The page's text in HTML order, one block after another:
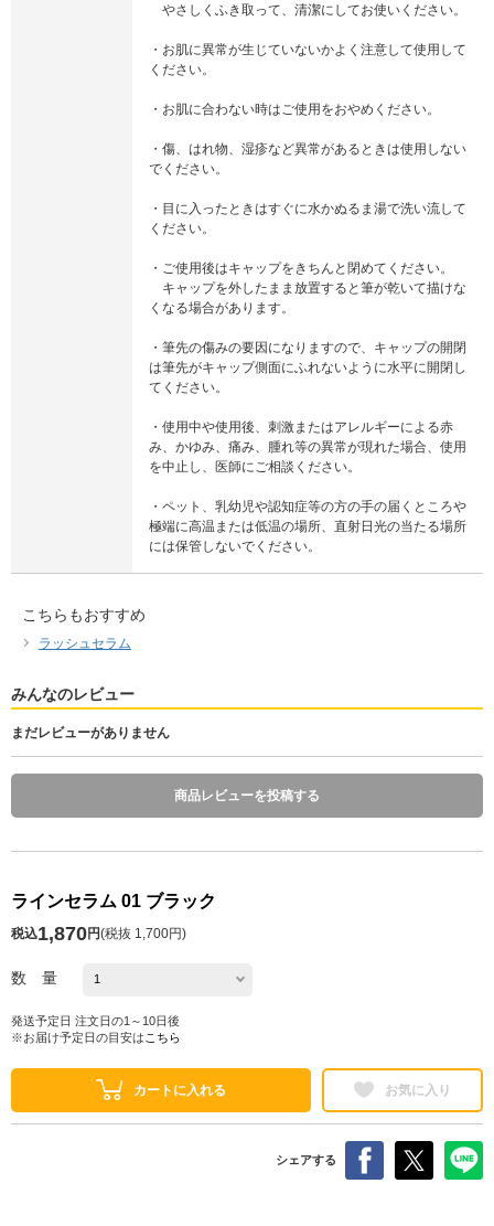
やさしくふき取って、清潔にしてお使いください。
・お肌に異常が生じていないかよく注意して使用して
ください。
・お肌に合わない時はご使用をおやめください。
・傷、はれ物、湿疹など異常があるときは使用しない
でください。
・目に入ったときはすぐに水かぬるま湯で洗い流して
ください。
・ご使用後はキャップをきちんと閉めてください。
キャップを外したまま放置すると筆が乾いて描けな
くなる場合があります。
・筆先の傷みの要因になりますので、キャップの開閉
は筆先がキャップ側面にふれないように水平に開閉し
てください。
・使用中や使用後、刺激またはアレルギーによる赤
み、かゆみ、痛み、腫れ等の異常が現れた場合、使用
を中止し、医師にご相談ください。
・ペット、乳幼児や認知症等の方の手の届くところや
極端に高温または低温の場所、直射日光の当たる場所
には保管しないでください。
こちらもおすすめ
ラッシュセラム
みんなのレビュー
まだレビューがありません
商品レビューを投稿する
ラインセラム 01 ブラック
税込1,870円(税抜 1,700円)
数 量
発送予定日 注文日の1～10日後
※お届け予定日の目安は こちら
カートに入れる お気に入り
シェアする